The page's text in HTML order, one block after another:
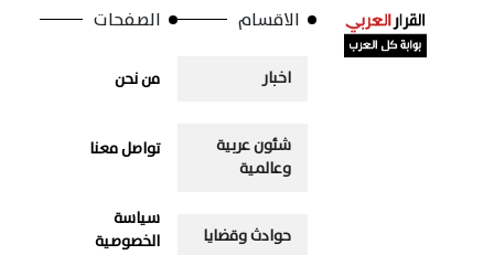
الاقسام
اخبار
شئون عربية
وعالمية
حوادث وقضايا
الصفحات
من نحن
تواصل معنا
سياسة
الخصوصية